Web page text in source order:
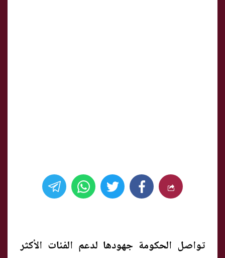
تواصل الحكومة جهودها لدعم الفئات الأكثر